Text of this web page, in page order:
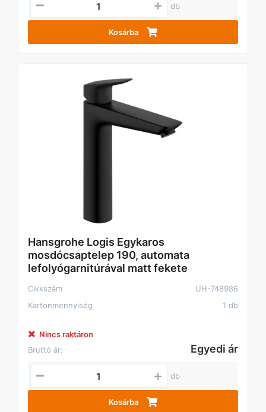
db
Kosárba
Hansgrohe Logis Egykaros
mosdócsaptelep 190, automata
lefolyógarnitúrával matt fekete
Cikkszám
UH-748986
Kartonmennyiség
1 db
Nincs raktáron
Bruttó ár:
Egyedi ár
db
Kosárba